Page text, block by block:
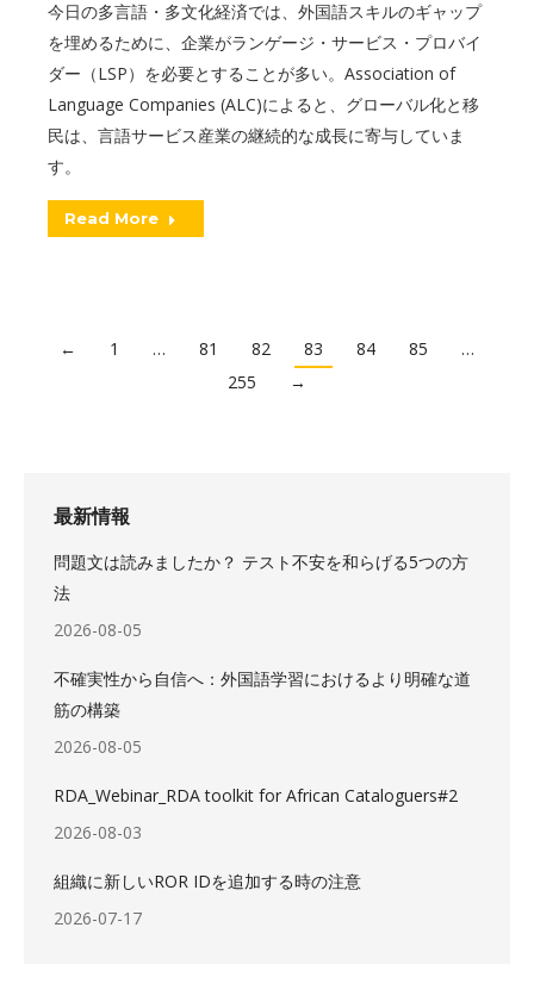
今日の多言語・多文化経済では、外国語スキルのギャップ
を埋めるために、企業がランゲージ・サービス・プロバイ
ダー（LSP）を必要とすることが多い。Association of
Language Companies (ALC)によると、グローバル化と移
民は、言語サービス産業の継続的な成長に寄与していま
す。
Read More
← 1 … 81 82 83 84 85
…
255
→
最新情報
問題文は読みましたか？ テスト不安を和らげる5つの方
法
2026-08-05
不確実性から自信へ：外国語学習におけるより明確な道
筋の構築
2026-08-05
RDA_Webinar_RDA toolkit for African Cataloguers#2
2026-08-03
組織に新しいROR IDを追加する時の注意
2026-07-17